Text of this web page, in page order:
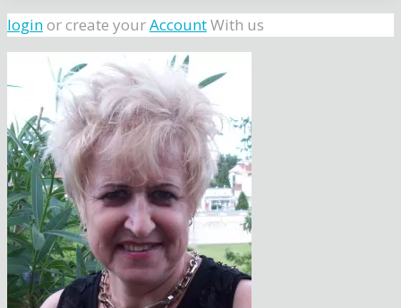
loginor create yourAccountWith us